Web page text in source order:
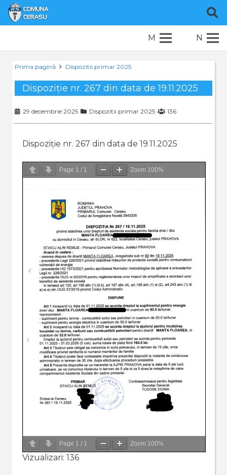
M N
Prima pagină Dispozitii primar 2025
Dispoziție nr. 267 din data de 19.11.2025
29 decembrie 2025 Dispozitii primar 2025 136
Dispoziție nr. 267 din data de 19.11.2025
Page 1 / 1 Zoom 100%
Page 1 / 1 Zoom 100%
Vizualizari: 136